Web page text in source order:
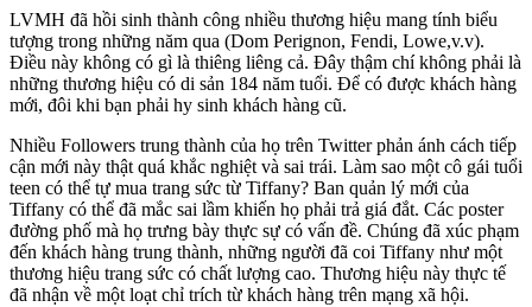
LVMH đã hồi sinh thành công nhiều thương hiệu mang tính biểu
tượng trong những năm qua (Dom Perignon, Fendi, Lowe,v.v).
Điều này không có gì là thiêng liêng cả. Đây thậm chí không phải là
những thương hiệu có di sản 184 năm tuổi. Để có được khách hàng
mới, đôi khi bạn phải hy sinh khách hàng cũ.
Nhiều Followers trung thành của họ trên Twitter phản ánh cách tiếp
cận mới này thật quá khắc nghiệt và sai trái. Làm sao một cô gái tuổi
teen có thể tự mua trang sức từ Tiffany? Ban quản lý mới của
Tiffany có thể đã mắc sai lầm khiến họ phải trả giá đắt. Các poster
đường phố mà họ trưng bày thực sự có vấn đề. Chúng đã xúc phạm
đến khách hàng trung thành, những người đã coi Tiffany như một
thương hiệu trang sức có chất lượng cao. Thương hiệu này thực tế
đã nhận về một loạt chỉ trích từ khách hàng trên mạng xã hội.